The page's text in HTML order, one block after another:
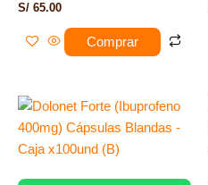
S/ 65.00
Comprar